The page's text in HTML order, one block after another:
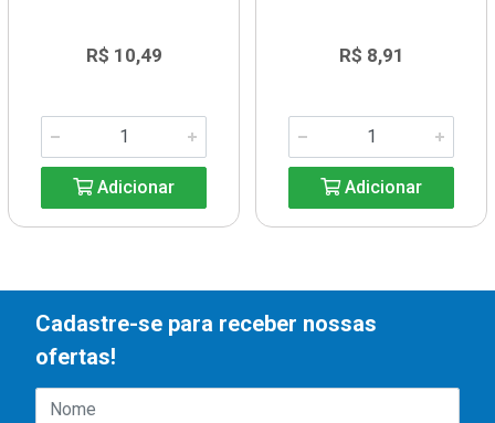
R$ 10,49
Adicionar
R$ 8,91
Adicionar
Cadastre-se para receber nossas
ofertas!